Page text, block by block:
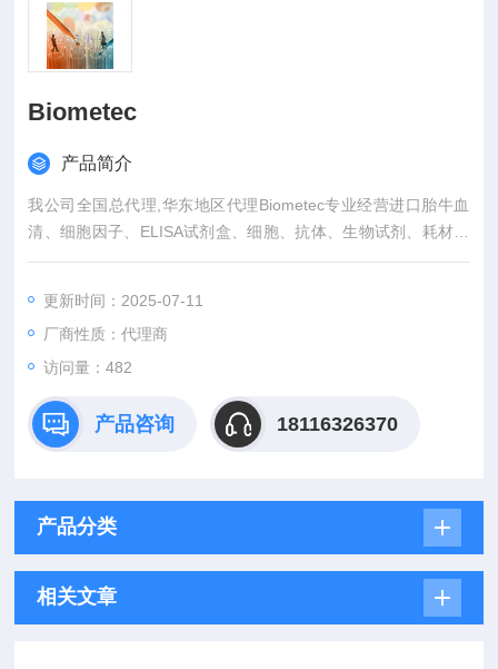
Biometec
产品简介
我公司全国总代理,华东地区代理Biometec专业经营进口胎牛血
清、细胞因子、ELISA试剂盒、细胞、抗体、生物试剂、耗材、
培养基、一抗、二抗、其产品吸附均匀，吸附性好，空白值低，
更新时间：2025-07-11
厂商性质：代理商
访问量：482
产品咨询 18116326370
产品分类
相关文章